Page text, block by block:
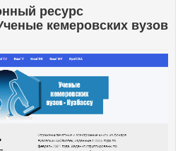
ресурс
кемеровских вузов